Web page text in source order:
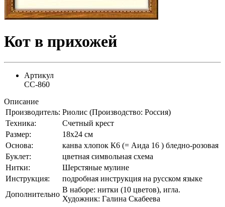
Кот в прихожей
Артикул
СС-860
Описание
Производитель: Риолис (Производство: Россия)
Техника:
Счетный крест
Размер:
18х24 см
Основа:
канва хлопок К6 (= Аида 16 ) бледно-розовая
Буклет:
цветная символьная схема
Нитки:
Шерстяные мулине
Инструкция:
подробная инструкция на русском языке
Дополнительно
В наборе: нитки (10 цветов), игла.
Художник: Галина Скабеева